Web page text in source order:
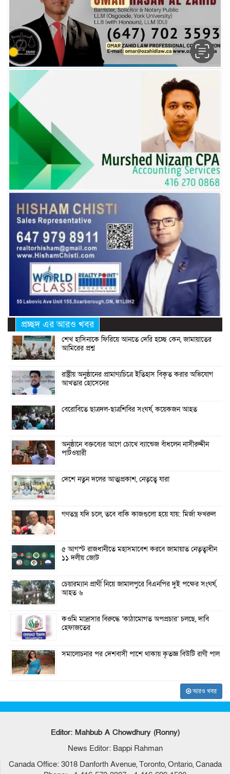
প্রচ্ছদ এর আরও খবর
শেখ হাসিনাকে ফিরিয়ে আনতে দেরি হচ্ছে কেন, জামায়াতের
আমিরের প্রশ্ন
রাষ্ট্রীয় অনুষ্ঠানের প্রামাণ্যচিত্রে ইতিহাস বিকৃত করার অভিযোগ
আখতার হোসেনের
বেরোবিতে ছাত্রদল-ছাত্রশিবির সংঘর্ষ, কয়েকজন আহত
অনুষ্ঠানে বক্তব্যের আগে চোখে ব্যান্ডেজ বাঁধলেন নাসীরুদ্দীন
পাটওয়ারী
দেশে নতুন দলের আত্মপ্রকাশ, নেতৃত্বে যারা
গণতন্ত্র যদি চলে, তবে বাকি কাজগুলো হয়ে যায়: মির্জা ফখরুল
৫ আগস্ট রাজধানীতে মহাসমাবেশ করবে জামায়াত নেতৃত্বাধীন
১১ দলীয় জোট
চেয়ারম্যান প্রার্থী নিয়ে জামালপুরে বিএনপির দুই পক্ষের সংঘর্ষ,
আহত ৬
কওমি মাদ্রাসার বিরুদ্ধে ‘কাঠামোগত অপপ্রচার’ চলছে, দাবি
হেফাজতের
সমালোচনার পর দেশবাসী পাশে থাকায় কৃতজ্ঞ বিউটি রাণী পাল
আরও খবর
Editor: Mahbub A Chowdhury (Ronny)
News Editor: Bappi Rahman
Canada Office: 3018 Danforth Avenue, Toronto, Ontario, Canada